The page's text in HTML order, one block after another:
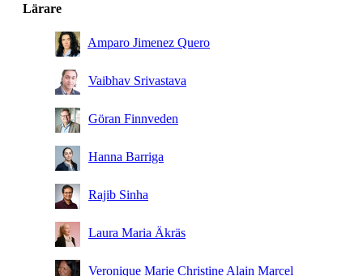
Lärare
Amparo Jimenez Quero
Vaibhav Srivastava
Göran Finnveden
Hanna Barriga
Rajib Sinha
Laura Maria Äkräs
Veronique Marie Christine Alain Marcel